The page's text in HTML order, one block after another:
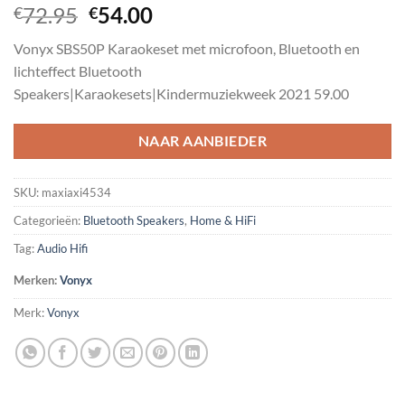
€72.95 Oorspronkelijke
was:
€72.95.
€54.00Huidige
is:
Vonyx SBS50P Karaokeset met microfoon, Bluetooth en
lichteffect Bluetooth
Speakers|Karaokesets|Kindermuziekweek 2021 59.00
NAAR AANBIEDER
SKU: maxiaxi4534
Categorieën: Bluetooth Speakers, Home & HiFi
Tag:Audio Hifi
Merken:Vonyx
Merk:Vonyx